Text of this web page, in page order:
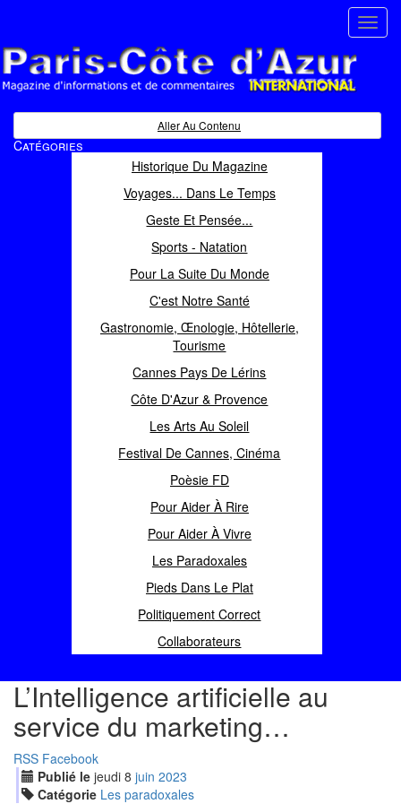
Magazine d'informations et de commentaires
Aller Au Contenu
Catégories
Historique Du Magazine
Voyages... Dans Le Temps
Geste Et Pensée...
Sports - Natation
Pour La Suite Du Monde
C'est Notre Santé
Gastronomie, Œnologie, Hôtellerie,
Tourisme
Cannes Pays De Lérins
Côte D'Azur & Provence
Les Arts Au Soleil
Festival De Cannes, Cinéma
Poèsie FD
Pour Aider À Rire
Pour Aider À Vivre
Les Paradoxales
Pieds Dans Le Plat
Politiquement Correct
Collaborateurs
L’Intelligence artificielle au
service du marketing…
RSS Facebook
Publié le jeudi 8 juin 2023
Catégorie Les paradoxales